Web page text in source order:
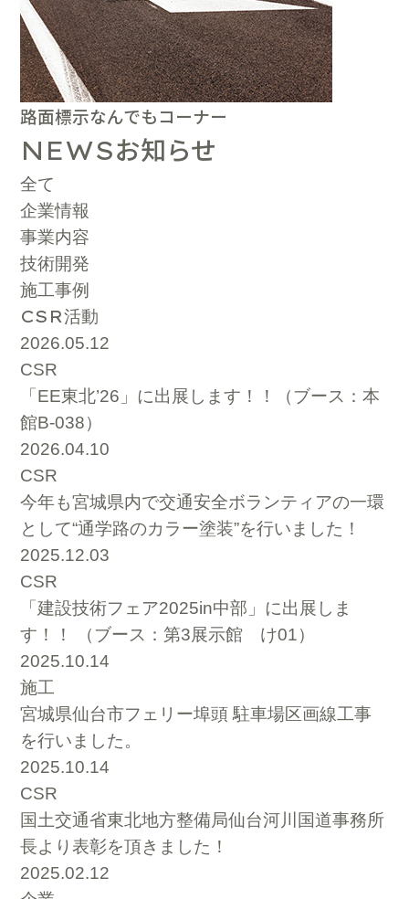
路面標示なんでもコーナー
NEWSお知らせ
全て
企業情報
事業内容
技術開発
施工事例
CSR活動
2026.05.12
CSR
「EE東北’26」に出展します！！（ブース：本
館B-038）
2026.04.10
CSR
今年も宮城県内で交通安全ボランティアの一環
として“通学路のカラー塗装”を行いました！
2025.12.03
CSR
「建設技術フェア2025in中部」に出展しま
す！！ （ブース：第3展示館 け01）
2025.10.14
施工
宮城県仙台市フェリー埠頭 駐車場区画線工事
を行いました。
2025.10.14
CSR
国土交通省東北地方整備局仙台河川国道事務所
長より表彰を頂きました！
2025.02.12